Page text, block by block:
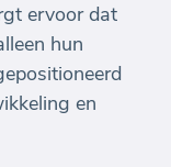
ervoor dat
hun
en